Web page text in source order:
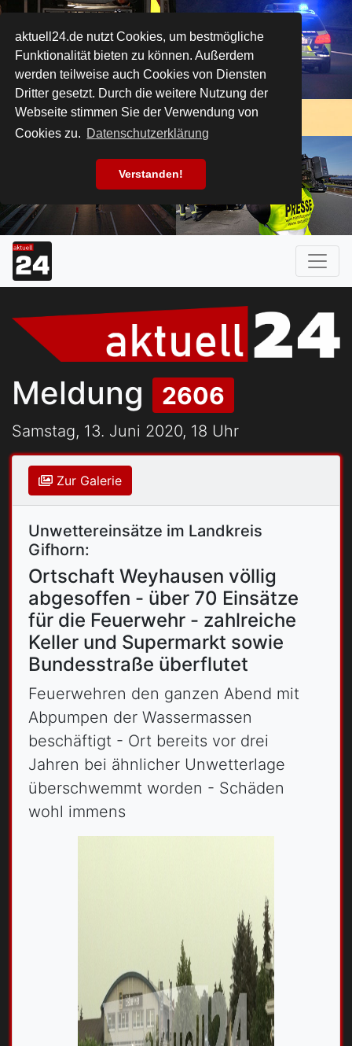
aktuell24.de nutzt Cookies, um bestmögliche
Funktionalität bieten zu können. Außerdem
werden teilweise auch Cookies von Diensten
Dritter gesetzt. Durch die weitere Nutzung der
Webseite stimmen Sie der Verwendung von
Cookies zu. Datenschutzerklärung
Verstanden!
Meldung 2606
Samstag, 13. Juni 2020, 18 Uhr
Zur Galerie
Unwettereinsätze im Landkreis
Gifhorn:
Ortschaft Weyhausen völlig
abgesoffen - über 70 Einsätze
für die Feuerwehr - zahlreiche
Keller und Supermarkt sowie
Bundesstraße überflutet
Feuerwehren den ganzen Abend mit
Abpumpen der Wassermassen
beschäftigt - Ort bereits vor drei
Jahren bei ähnlicher Unwetterlage
überschwemmt worden - Schäden
wohl immens